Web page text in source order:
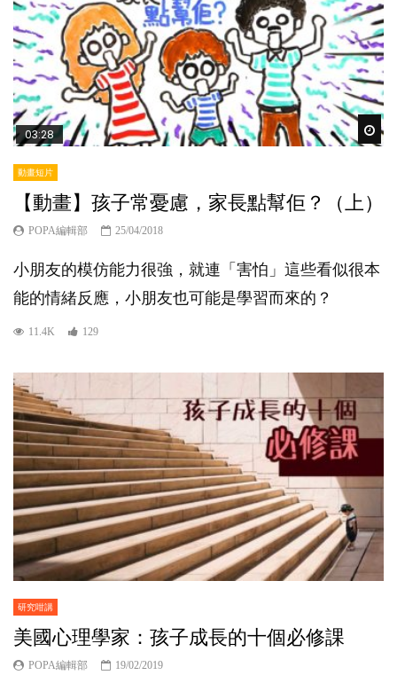
03:28
動畫短片
【動畫】孩子常憂慮，家長點幫佢？（上）
POPA編輯部 25/04/2018
小朋友的模仿能力很強，就連「害怕」這些看似很本
能的情緒反應，小朋友也可能是學習而來的？
11.4K 129
研究咁講
美國心理學家：孩子成長的十個必修課
POPA編輯部 19/02/2019